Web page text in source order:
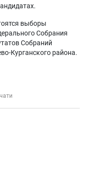
выборы
Собрания
Собраний
Курганского района.